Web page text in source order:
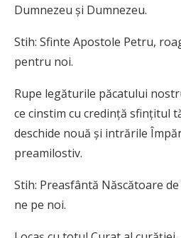
Dumnezeu şi Dumnezeu.
Stih: Sfinte Apostole Petru,
pentru noi.
Rupe legăturile păcatului
ce cinstim cu credinţă sfinţitul
deschide nouă şi intrările
preamilostiv.
Stih: Preasfântă Născătoare
ne pe noi.